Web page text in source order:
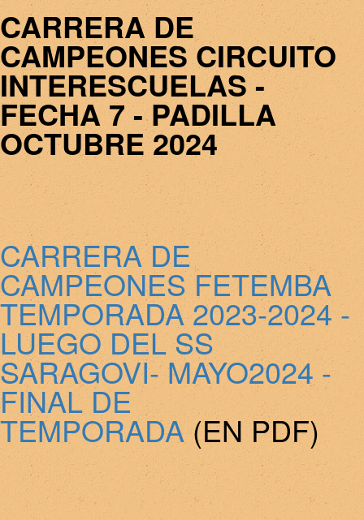
CARRERA DE
CAMPEONES CIRCUITO
INTERESCUELAS -
FECHA 7 - PADILLA
OCTUBRE 2024
CARRERA DE
CAMPEONES FETEMBA
TEMPORADA 2023-2024 -
LUEGO DEL SS
SARAGOVI- MAYO2024 -
FINAL DE
TEMPORADA(EN PDF)